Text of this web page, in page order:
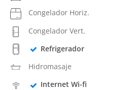
Congelador Horiz.
Congelador Vert.
Refrigerador
Hidromasaje
Internet Wi-fi